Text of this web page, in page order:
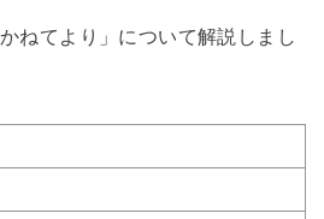
ねてより」について解説しまし